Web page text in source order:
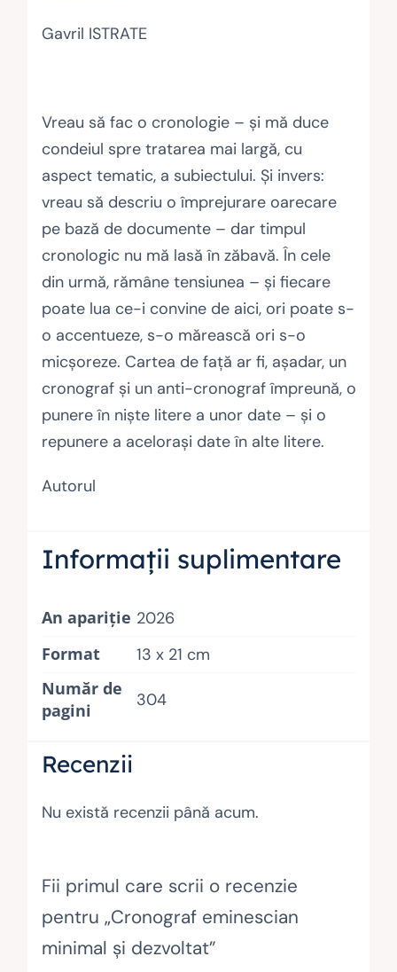
Gavril ISTRATE
Vreau să fac o cronologie – şi mă duce
condeiul spre tratarea mai largă, cu
aspect tematic, a subiectului. Şi invers:
vreau să descriu o împrejurare oarecare
pe bază de documente – dar timpul
cronologic nu mă lasă în zăbavă. În cele
din urmă, rămâne tensiunea – şi fiecare
poate lua ce-i convine de aici, ori poate s-
o accentueze, s-o mărească ori s-o
micşoreze. Cartea de față ar fi, așadar, un
cronograf și un anti-cronograf împreună, o
punere în niște litere a unor date – și o
repunere a acelorași date în alte litere.
Autorul
Informații suplimentare
An apariție 2026
Format
13 x 21 cm
Număr de
pagini
304
Recenzii
Nu există recenzii până acum.
Fii primul care scrii o recenzie
pentru „Cronograf eminescian
minimal și dezvoltat”